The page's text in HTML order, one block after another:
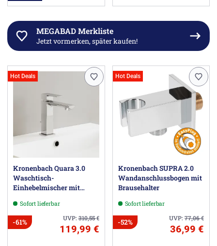
MEGABAD Merkliste
Jetzt vormerken, später kaufen!
Hot Deals
Kronenbach Quara 3.0
Waschtisch-
Einhebelmischer mit
Sofort lieferbar
UVP:310,55€
-61%
119,99 €
Hot Deals
Kronenbach SUPRA 2.0
Wandanschlussbogen mit
Brausehalter
Sofort lieferbar
UVP:77,06€
-52%
36,99 €